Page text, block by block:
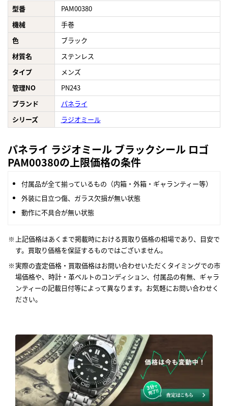
型番
PAM00380
機械
手巻
色
ブラック
材質名
ステンレス
タイプ
メンズ
管理NO
PN243
ブランド
パネライ
シリーズ
ラジオミール
パネライ ラジオミール ブラックシール ロゴ
PAM00380の上限価格の条件
付属品が全て揃っているもの（内箱・外箱・ギャランティー等）
外装に目立つ傷、ガラス欠損が無い状態
動作に不具合が無い状態
上記価格はあくまで掲載時における買取り価格の相場であり、目安で
す。買取り価格を保証するものではございません。
実際の査定価格・買取価格はお問い合わせいただくタイミングでの市
場価格や、時計・革ベルトのコンディション、付属品の有無、ギャラ
ンティーの記載日付等によって異なります。お気軽にお問い合わせく
ださい。